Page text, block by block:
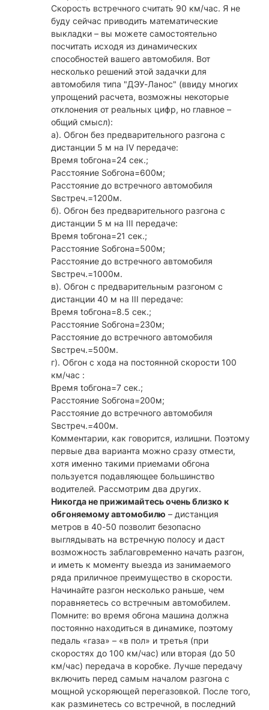
Скорость встречного считать 90 км/час. Я не
буду сейчас приводить математические
выкладки – вы можете самостоятельно
посчитать исходя из динамических
способностей вашего автомобиля. Вот
несколько решений этой задачки для
автомобиля типа "ДЭУ-Ланос" (ввиду многих
упрощений расчета, возможны некоторые
отклонения от реальных цифр, но главное –
общий смысл):
а). Обгон без предварительного разгона с
дистанции 5 м на IV передаче:
Время tобгона=24 сек.;
Расстояние Sобгона=600м;
Расстояние до встречного автомобиля
Sвстреч.=1200м.
б). Обгон без предварительного разгона с
дистанции 5 м на III передаче:
Время tобгона=21 сек.;
Расстояние Sобгона=500м;
Расстояние до встречного автомобиля
Sвстреч.=1000м.
в). Обгон с предварительным разгоном с
дистанции 40 м на III передаче:
Время tобгона=8.5 сек.;
Расстояние Sобгона=230м;
Расстояние до встречного автомобиля
Sвстреч.=500м.
г). Обгон с хода на постоянной скорости 100
км/час :
Время tобгона=7 сек.;
Расстояние Sобгона=200м;
Расстояние до встречного автомобиля
Sвстреч.=400м.
Комментарии, как говорится, излишни. Поэтому
первые два варианта можно сразу отмести,
хотя именно такими приемами обгона
пользуется подавляющее большинство
водителей. Рассмотрим два других.
Никогда не прижимайтесь очень близко к
обгоняемому автомобилю – дистанция
метров в 40-50 позволит безопасно
выглядывать на встречную полосу и даст
возможность заблаговременно начать разгон,
и иметь к моменту выезда из занимаемого
ряда приличное преимущество в скорости.
Начинайте разгон несколько раньше, чем
поравняетесь со встречным автомобилем.
Помните: во время обгона машина должна
постоянно находиться в динамике, поэтому
педаль «газа» – «в пол» и третья (при
скоростях до 100 км/час) или вторая (до 50
км/час) передача в коробке. Лучше передачу
включить перед самым началом разгона с
мощной ускоряющей перегазовкой. После того,
как разминетесь со встречной, в последний